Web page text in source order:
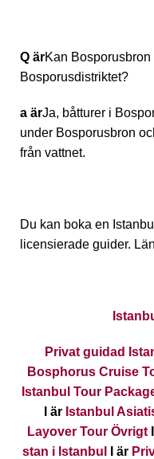
Q ärKan
Bosporusdistriktet?
a ärJa, båtturer i
under Bosporusbron
från vattnet.
Du kan boka en
licensierade guider.
Privat guidad
Bosphorus Cruise
Istanbul Tour
I är Istanbul
Layover Tour ÖvrigtI
stan i Istanbul
I är